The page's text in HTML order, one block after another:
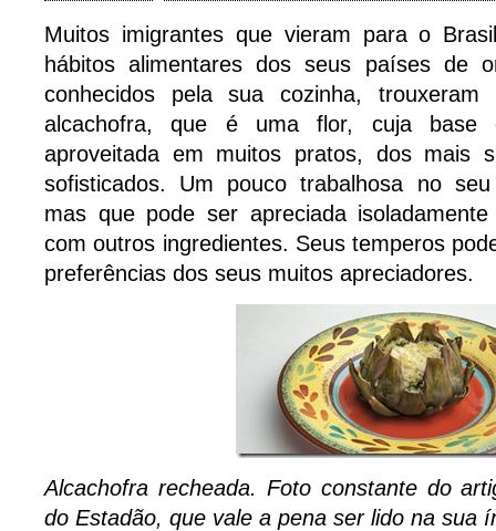
Muitos imigrantes que vieram para o
hábitos alimentares dos seus países de
conhecidos pela sua cozinha, trouxeram
alcachofra, que é uma flor, cuja base
aproveitada em muitos pratos, dos mais
sofisticados. Um pouco trabalhosa no
mas que pode ser apreciada
com outros ingredientes. Seus temperos
preferências dos seus muitos apreciadores.
Alcachofra recheada. Foto constante do
do Estadão, que vale a pena ser lido na sua